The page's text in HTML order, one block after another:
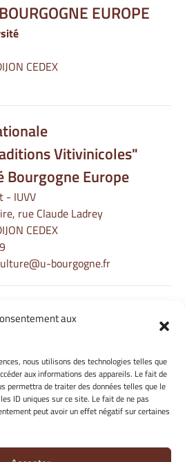
aux
nous utilisons des technologies telles que
aux informations des appareils. Le fait de
permettra de traiter des données telles que le
ID uniques sur ce site. Le fait de ne pas
peut avoir un effet négatif sur certaines
EUROPE
CEDEX
Vitivinicoles"
Bourgogne Europe
- IUVV
rue Claude Ladrey
CEDEX
bourgogne.fr
Légales
confidentialité